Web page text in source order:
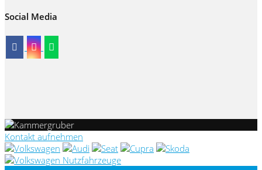
Social Media
Kontakt aufnehmen